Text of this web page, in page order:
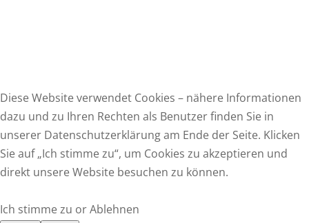
p
F
a
e
T
im
W
Diese Website verwendet Cookies – nähere Informationen
dazu und zu Ihren Rechten als Benutzer finden Sie in
unserer Datenschutzerklärung am Ende der Seite. Klicken
Sie auf „Ich stimme zu“, um Cookies zu akzeptieren und
direkt unsere Website besuchen zu können.
Ich stimme zu or Ablehnen